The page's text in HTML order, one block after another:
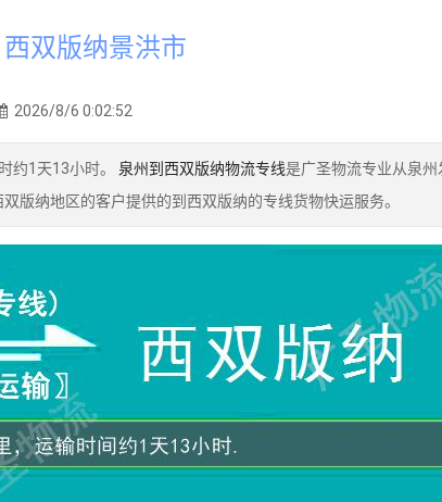
双版纳景洪市
2026/8/6 0:02:52
约1天13小时。 泉州到西双版纳物流专线是广圣物流专业从泉州
版纳地区的客户提供的到西双版纳的专线货物快运服务。